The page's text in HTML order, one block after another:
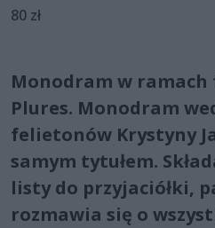
80 zł
Monodram w
Plures. Monodram
felietonów Krystyny
samym tytułem.
listy do przyjaciółki,
rozmawia się o